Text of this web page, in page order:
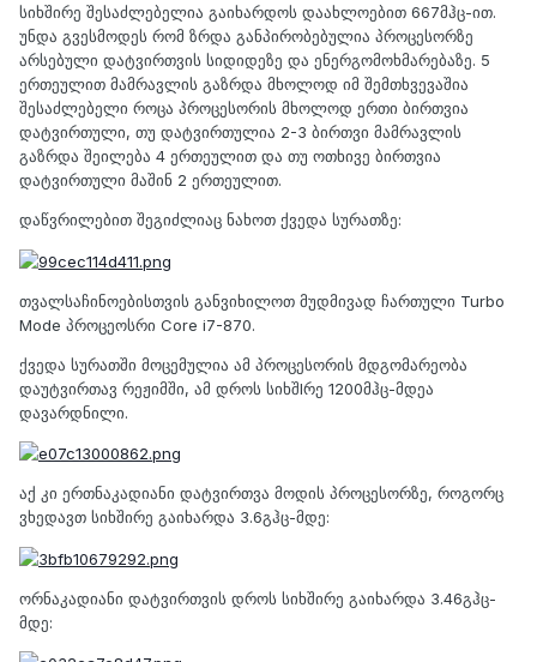
სიხშირე შესაძლებელია გაიხარდოს დაახლოებით 667მჰც-ით.
უნდა გვესმოდეს რომ ზრდა განპირობებულია პროცესორზე
არსებული დატვირთვის სიდიდეზე და ენერგომოხმარებაზე. 5
ერთეულით მამრავლის გაზრდა მხოლოდ იმ შემთხვევაშია
შესაძლებელი როცა პროცესორის მხოლოდ ერთი ბირთვია
დატვირთული, თუ დატვირთულია 2-3 ბირთვი მამრავლის
გაზრდა შეილება 4 ერთეულით და თუ ოთხივე ბირთვია
დატვირთული მაშინ 2 ერთეულით.
დაწვრილებით შეგიძლიაც ნახოთ ქვედა სურათზე:
თვალსაჩინოებისთვის განვიხილოთ მუდმივად ჩართული Turbo
Mode პროცეოსრი Core i7-870.
ქვედა სურათში მოცემულია ამ პროცესორის მდგომარეობა
დაუტვირთავ რეჟიმში, ამ დროს სიხშIრე 1200მჰც-მდეა
დავარდნილი.
აქ კი ერთნაკადიანი დატვირთვა მოდის პროცესორზე, როგორც
ვხედავთ სიხშირე გაიხარდა 3.6გჰც-მდე:
ორნაკადიანი დატვირთვის დროს სიხშირე გაიხარდა 3.46გჰც-
მდე: